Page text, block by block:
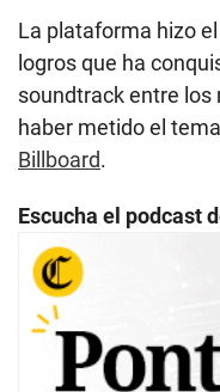
La plataforma hizo
logros que ha
soundtrack entre los
haber metido el tema
Billboard.
Escucha el podcast